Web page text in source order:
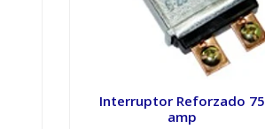
Interruptor Reforzado 75
amp